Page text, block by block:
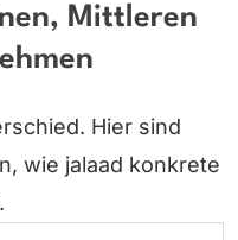
Mittleren
Hier sind
wie jalaad konkrete